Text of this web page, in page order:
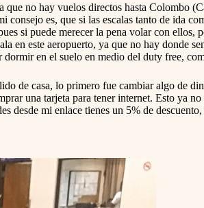
no hay vuelos directos hasta Colombo
es, que si las escalas tanto de ida
si puede merecer la pena volar con ellos,
en este aeropuerto, ya que no hay donde
en el suelo en medio del duty free,
de casa, lo primero fue cambiar algo de
una tarjeta para tener internet. Esto ya
desde mi enlace tienes un 5% de